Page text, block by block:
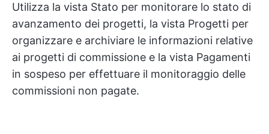
Utilizza la vista Stato per monitorare lo stato di
avanzamento dei progetti, la vista Progetti per
organizzare e archiviare le informazioni relative
ai progetti di commissione e la vista Pagamenti
in sospeso per effettuare il monitoraggio delle
commissioni non pagate.